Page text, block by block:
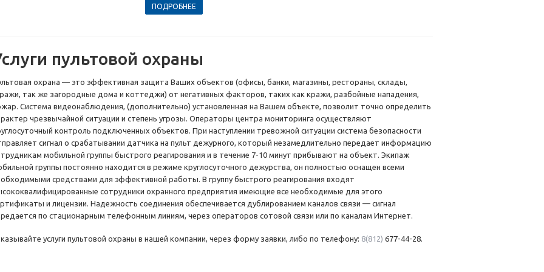
ПОДРОБНЕЕ
пультовой охраны
охрана — это эффективная защита Ваших объектов (офисы, банки, магазины, рестораны, склады,
так же загородные дома и коттеджи) от негативных факторов, таких как кражи, разбойные нападения,
Система видеонаблюдения, (дополнительно) установленная на Вашем объекте, позволит точно определить
чрезвычайной ситуации и степень угрозы. Операторы центра мониторинга осуществляют
контроль подключенных объектов. При наступлении тревожной ситуации система безопасности
сигнал о срабатывании датчика на пульт дежурного, который незамедлительно передает информацию
мобильной группы быстрого реагирования и в течение 7-10 минут прибывают на объект. Экипаж
группы постоянно находится в режиме круглосуточного дежурства, он полностью оснащен всеми
средствами для эффективной работы. В группу быстрого реагирования входят
сотрудники охранного предприятия имеющие все необходимые для этого
и лицензии. Надежность соединения обеспечивается дублированием каналов связи — сигнал
по стационарным телефонным линиям, через операторов сотовой связи или по каналам Интернет.
услуги пультовой охраны в нашей компании, через форму заявки, либо по телефону: 8(812) 677-44-28.